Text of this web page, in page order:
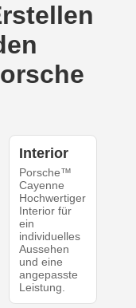
Interior
Porsche™
Cayenne
Hochwertiger
Interior für
ein
individuelles
Aussehen
und eine
angepasste
Leistung.